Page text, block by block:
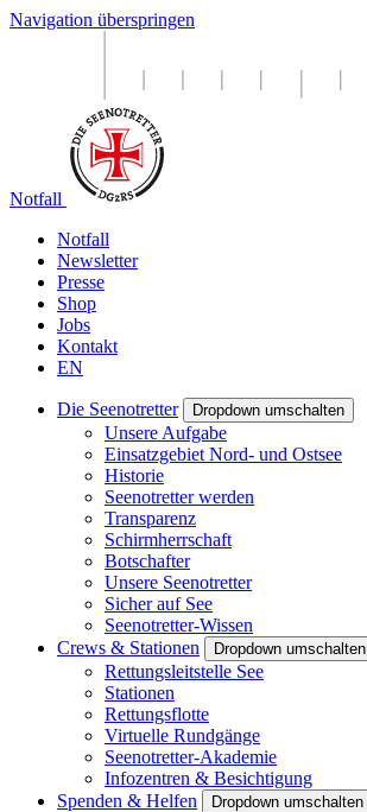
Navigation überspringen
Notfall
Notfall
Newsletter
Presse
Shop
Jobs
Kontakt
EN
Die Seenotretter Dropdown umschalten
Unsere Aufgabe
Einsatzgebiet Nord- und Ostsee
Historie
Seenotretter werden
Transparenz
Schirmherrschaft
Botschafter
Unsere Seenotretter
Sicher auf See
Seenotretter-Wissen
Crews & Stationen
Dropdown umschalten
Rettungsleitstelle See
Stationen
Rettungsflotte
Virtuelle Rundgänge
Seenotretter-Akademie
Infozentren & Besichtigung
Spenden & Helfen
Dropdown umschalten